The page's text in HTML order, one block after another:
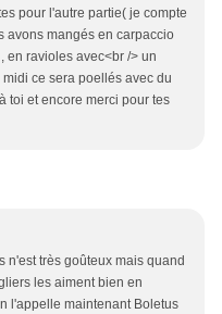
pour l'autre partie( je compte
avons mangés en carpaccio
en ravioles avec<br /> un
ce sera poellés avec du
toi et encore merci pour tes
n'est très goûteux mais quand
les aiment bien en
l'appelle maintenant Boletus